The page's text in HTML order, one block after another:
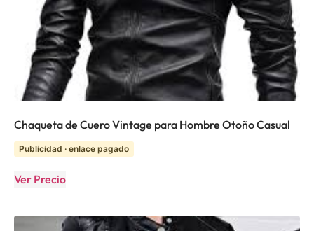
Chaqueta de Cuero Vintage para Hombre Otoño Casual
Publicidad · enlace pagado
Ver Precio